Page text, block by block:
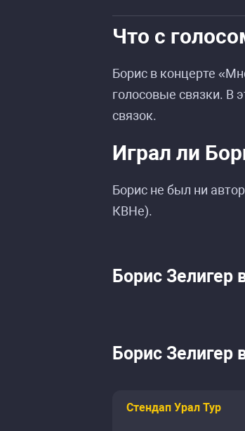
Что с
Борис в концерте
голосовые связки. В
связок.
Играл ли
Борис не был ни
КВНе).
Борис Зелигер
Борис Зелигер
Стендап Урал Тур